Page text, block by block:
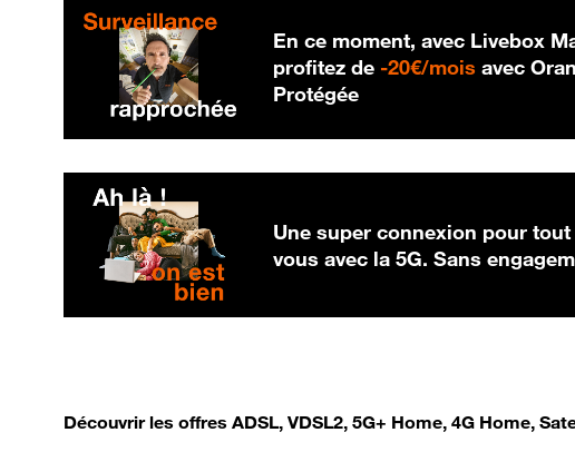
En ce moment, avec Livebox
profitez de -20€/mois 20 € par
avec
Protégée
Une super connexion pour
vous avec la 5G. Sans
Découvrir les offres ADSL, VDSL2, 5G+ Home, 4G Home,